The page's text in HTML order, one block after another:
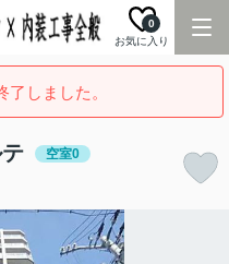
お気に入り
0
しました。
空室0